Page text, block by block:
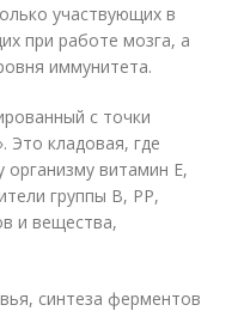
участвующих в
при работе мозга, а
иммунитета.
с точки
Это кладовая, где
витамин Е,
группы B, PP,
и вещества,
синтеза ферментов